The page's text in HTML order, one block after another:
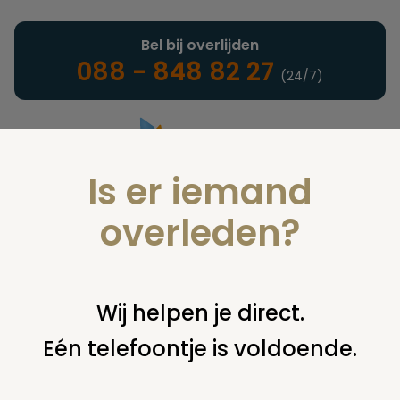
Landelijke uitvaartonderneming
Bel bij overlijden
088 - 848 82 27 (24/7)
U bent hier: home nieuws & agenda nieuws kerkhof
lambertuskerk veghel weer volledig open
Is er iemand
overleden?
Wij helpen je direct.
Eén telefoontje is voldoende.